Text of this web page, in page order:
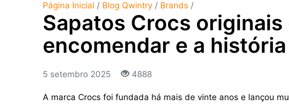
Página Inicial / Blog Qwintry / Brands /
Sapatos Crocs
encomendar e a
5 setembro 2025 4888
A marca Crocs foi fundada há mais de vinte anos e lançou